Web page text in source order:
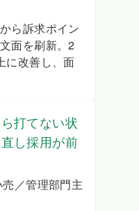
ら訴求ポイン
面を刷新。2
に改善し、面
打てない状
し採用が前
／管理部門主